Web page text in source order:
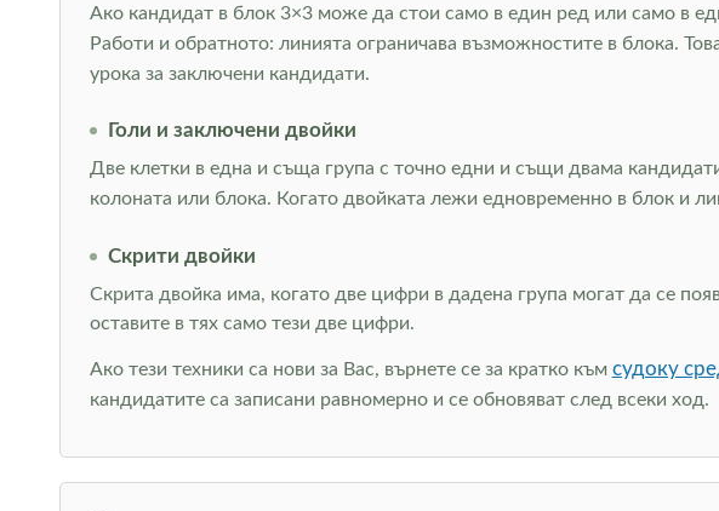
Ако кандидат в блок 3×3 може да стои само в един ред или само в
Работи и обратното: линията ограничава възможностите в блока.
урока за заключени кандидати.
Голи и заключени двойки
Две клетки в една и съща група с точно едни и същи двама
колоната или блока. Когато двойката лежи едновременно в блок и
Скрити двойки
Скрита двойка има, когато две цифри в дадена група могат да се
оставите в тях само тези две цифри.
Ако тези техники са нови за Вас, върнете се за кратко към судоку
кандидатите са записани равномерно и се обновяват след всеки ход.